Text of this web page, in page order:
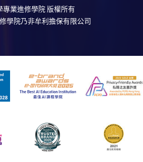
業進修學院 版權所有
學院乃非牟利擔保有限公司